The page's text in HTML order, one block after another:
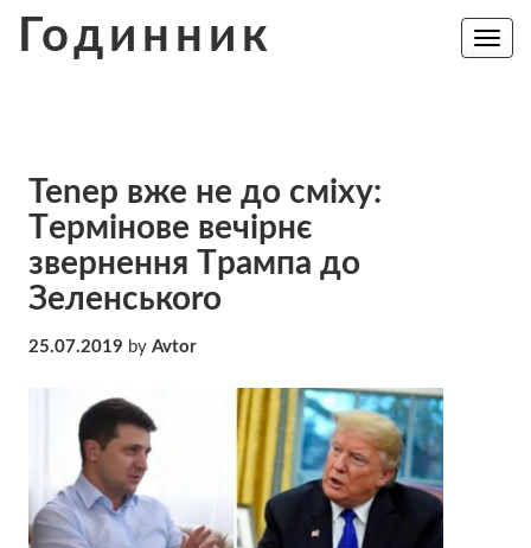
Годинник
Toggle
Теnер вже не до смiху:
Тeрмiнoве вечірнє
звepнення Тpaмпа до
Зелeнcькоrо
25.07.2019 by Avtor